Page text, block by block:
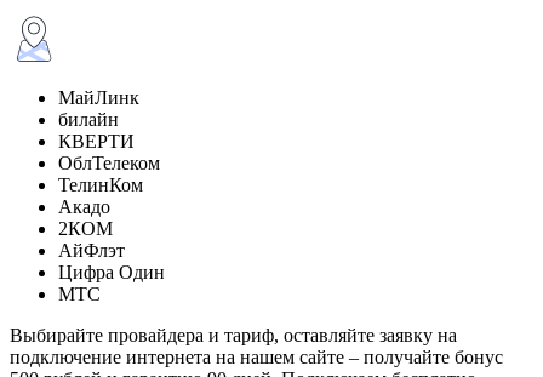
МайЛинк
билайн
КВЕРТИ
ОблТелеком
ТелинКом
Акадо
2КОМ
АйФлэт
Цифра Один
МТС
Выбирайте провайдера и тариф, оставляйте заявку на
подключение интернета на нашем сайте – получайте бонус